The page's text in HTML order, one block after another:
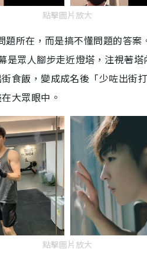
點擊圖片放大
所在，而是搞不懂問題的答
是眾人腳步走近燈塔，注視著
食飯，變成成名後「少咗出街
大眾眼中。
點擊圖片放大